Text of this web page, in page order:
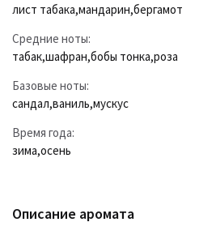
лист табака,мандарин,бергамот
Средние ноты:
табак,шафран,бобы тонка,роза
Базовые ноты:
сандал,ваниль,мускус
Время года:
зима,осень
Описание аромата